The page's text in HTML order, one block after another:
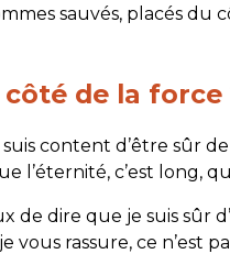
sauvés, placés du
de la force
content d’être sûr
l’éternité, c’est long,
de dire que je suis sûr
vous rassure, ce n’est